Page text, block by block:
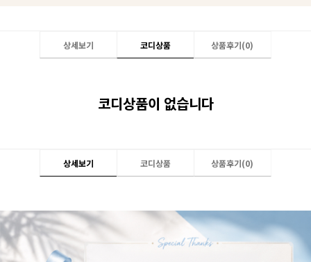
상세보기 코디상품 상품후기(0)
코디상품이 없습니다
상세보기 코디상품 상품후기(0)